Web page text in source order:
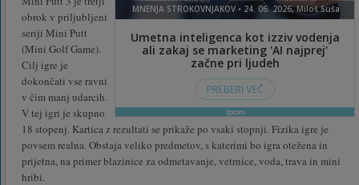
obrok v priljubljeni
seriji Mini Putt
(Mini Golf Game).
Cilj igre je
dokončati vse ravni
v čim manj udarcih.
V tej igri je skupno
18 stopenj. Kartica z rezultati se prikaže po vsaki stopnji. Fizika igre je
povsem realna. Obstaja veliko predmetov, s katerimi bo igra otežena in
prijetna, na primer blazinice za odmetavanje, vetrnice, voda, trava in mini
hribi.